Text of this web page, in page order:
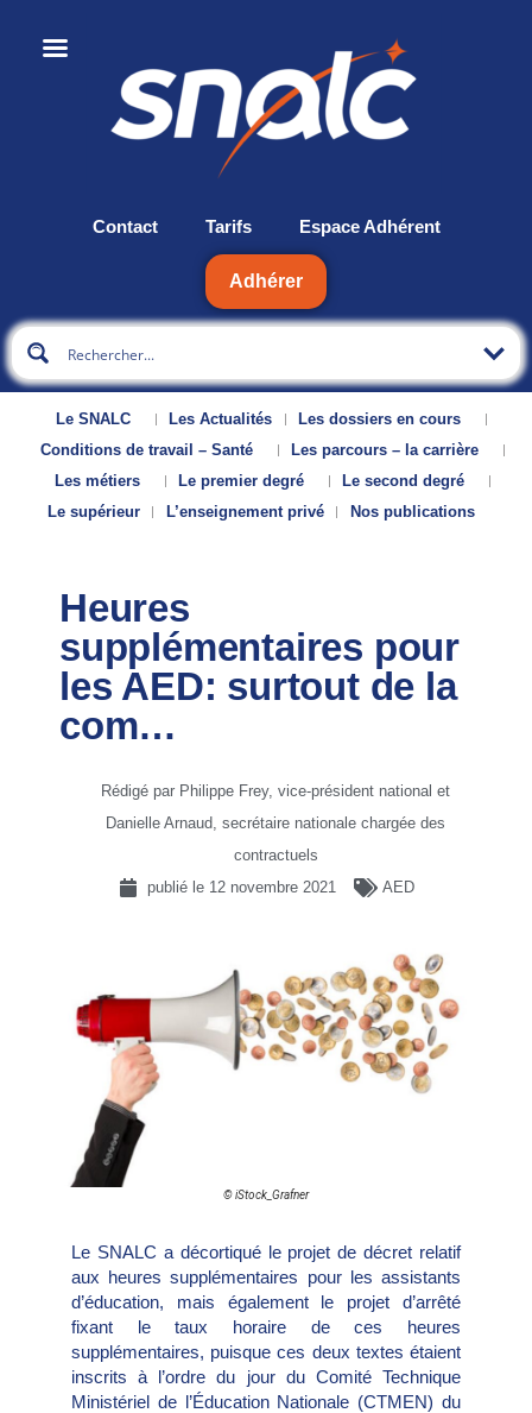
Contact Tarifs Espace Adhérent
Adhérer
Le SNALC Les Actualités
Les dossiers en cours
Conditions de travail – Santé
Les parcours – la carrière
Les métiers
Le premier degré
Le second degré
Le supérieur
L’enseignement privé Nos publications
Heures
supplémentaires pour
les AED: surtout de la
com…
Rédigé par Philippe Frey, vice-président national et
Danielle Arnaud, secrétaire nationale chargée des
contractuels
publié le 12 novembre 2021 AED
© iStock_Grafner
Le SNALC a décortiqué le projet de décret relatif
aux heures supplémentaires pour les assistants
d’éducation, mais également le projet d’arrêté
fixant le taux horaire de ces heures
supplémentaires, puisque ces deux textes étaient
inscrits à l’ordre du jour du Comité Technique
Ministériel de l’Éducation Nationale (CTMEN) du